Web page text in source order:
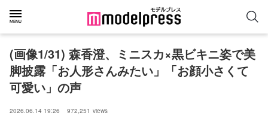
(画像1/31) 森香澄、ミニスカ×黒ビキニ姿で美
脚披露「お人形さんみたい」「お顔小さくて
可愛い」の声
2026.06.14 19:26 972,251 views